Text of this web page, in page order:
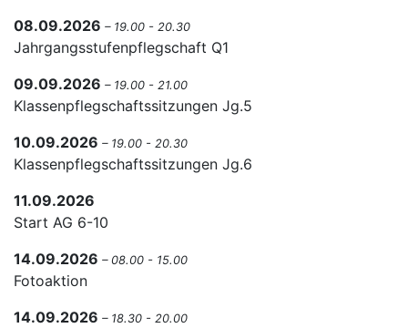
08.09.2026 – 19.00 - 20.30
Jahrgangsstufenpflegschaft Q1
09.09.2026 – 19.00 - 21.00
Klassenpflegschaftssitzungen Jg.5
10.09.2026 – 19.00 - 20.30
Klassenpflegschaftssitzungen Jg.6
11.09.2026
Start AG 6-10
14.09.2026 – 08.00 - 15.00
Fotoaktion
14.09.2026 – 18.30 - 20.00